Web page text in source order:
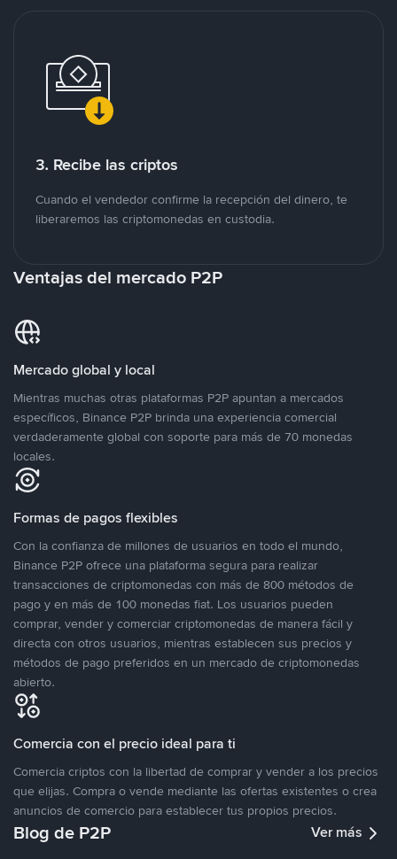
3. Recibe las criptos
Cuando el vendedor confirme la recepción del dinero, te
liberaremos las criptomonedas en custodia.
Ventajas del mercado P2P
Mercado global y local
Mientras muchas otras plataformas P2P apuntan a mercados
específicos, Binance P2P brinda una experiencia comercial
verdaderamente global con soporte para más de 70 monedas
locales.
Formas de pagos flexibles
Con la confianza de millones de usuarios en todo el mundo,
Binance P2P ofrece una plataforma segura para realizar
transacciones de criptomonedas con más de 800 métodos de
pago y en más de 100 monedas fiat. Los usuarios pueden
comprar, vender y comerciar criptomonedas de manera fácil y
directa con otros usuarios, mientras establecen sus precios y
métodos de pago preferidos en un mercado de criptomonedas
abierto.
Comercia con el precio ideal para ti
Comercia criptos con la libertad de comprar y vender a los precios
que elijas. Compra o vende mediante las ofertas existentes o crea
anuncios de comercio para establecer tus propios precios.
Blog de P2P Ver más